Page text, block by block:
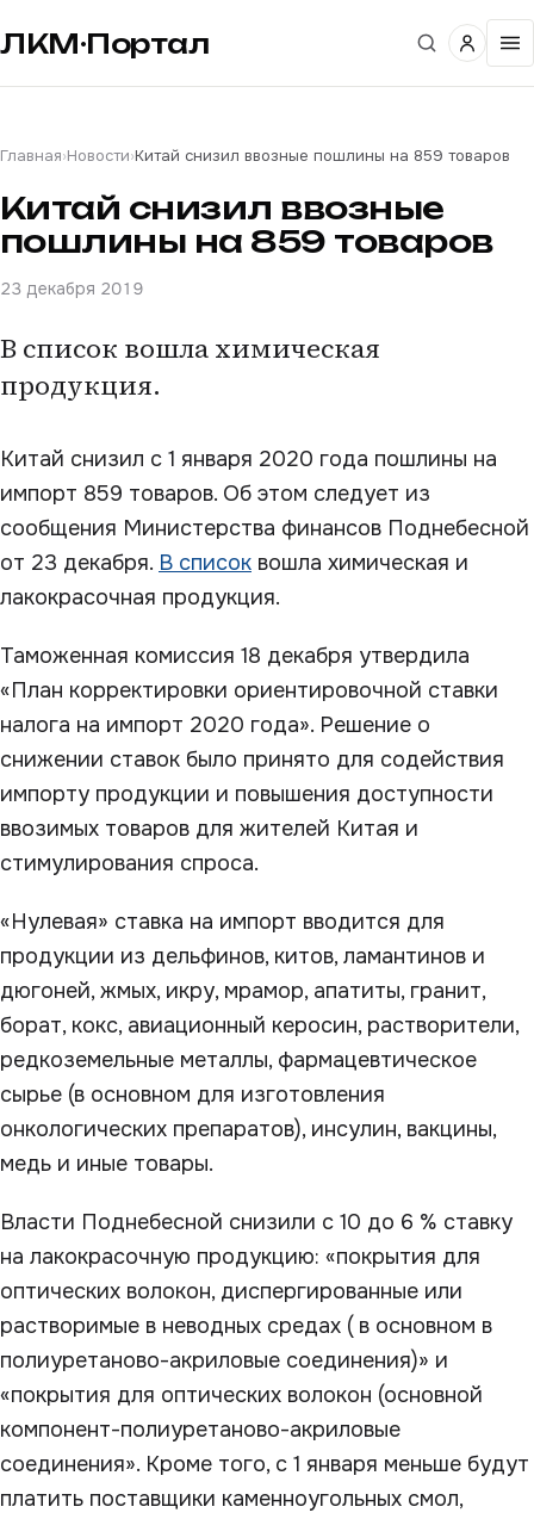
ЛКМ·Портал
Главная›Новости›Китай снизил ввозные пошлины на 859 товаров
Китай снизил ввозные
пошлины на 859 товаров
23 декабря 2019
В список вошла химическая
продукция.
Китай снизил с 1 января 2020 года пошлины на
импорт 859 товаров. Об этом следует из
сообщения Министерства финансов Поднебесной
от 23 декабря. В список вошла химическая и
лакокрасочная продукция.
Таможенная комиссия 18 декабря утвердила
«План корректировки ориентировочной ставки
налога на импорт 2020 года». Решение о
снижении ставок было принято для содействия
импорту продукции и повышения доступности
ввозимых товаров для жителей Китая и
стимулирования спроса.
«Нулевая» ставка на импорт вводится для
продукции из дельфинов, китов, ламантинов и
дюгоней, жмых, икру, мрамор, апатиты, гранит,
борат, кокс, авиационный керосин, растворители,
редкоземельные металлы, фармацевтическое
сырье (в основном для изготовления
онкологических препаратов), инсулин, вакцины,
медь и иные товары.
Власти Поднебесной снизили с 10 до 6 % ставку
на лакокрасочную продукцию: «покрытия для
оптических волокон, диспергированные или
растворимые в неводных средах ( в основном в
полиуретаново-акриловые соединения)» и
«покрытия для оптических волокон (основной
компонент-полиуретаново-акриловые
соединения». Кроме того, с 1 января меньше будут
платить поставщики каменноугольных смол,